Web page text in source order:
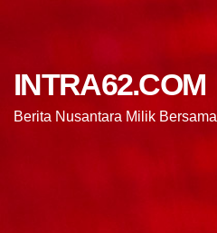
INTRA62.COM
Berita Nusantara Milik Bersama